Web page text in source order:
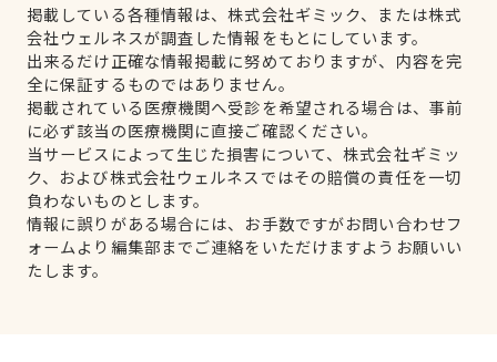
掲載している各種情報は、株式会社ギミック、または株式
会社ウェルネスが調査した情報をもとにしています。
出来るだけ正確な情報掲載に努めておりますが、内容を完
全に保証するものではありません。
掲載されている医療機関へ受診を希望される場合は、事前
に必ず該当の医療機関に直接ご確認ください。
当サービスによって生じた損害について、株式会社ギミッ
ク、および株式会社ウェルネスではその賠償の責任を一切
負わないものとします。
情報に誤りがある場合には、お手数ですがお問い合わせフ
ォームより編集部までご連絡をいただけますようお願いい
たします。